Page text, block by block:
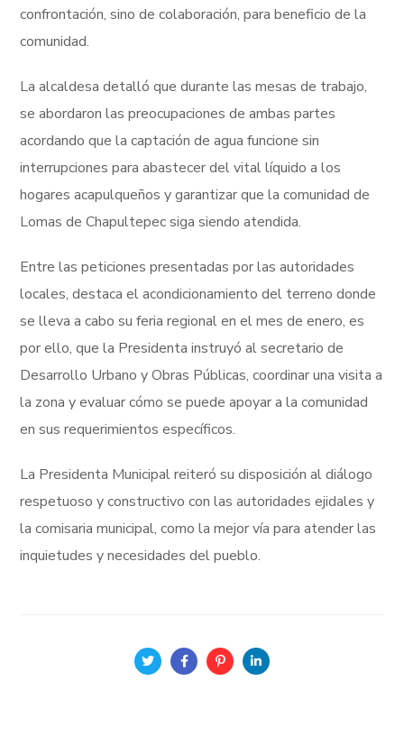
confrontación, sino de colaboración, para beneficio de la
comunidad.
La alcaldesa detalló que durante las mesas de trabajo,
se abordaron las preocupaciones de ambas partes
acordando que la captación de agua funcione sin
interrupciones para abastecer del vital líquido a los
hogares acapulqueños y garantizar que la comunidad de
Lomas de Chapultepec siga siendo atendida.
Entre las peticiones presentadas por las autoridades
locales, destaca el acondicionamiento del terreno donde
se lleva a cabo su feria regional en el mes de enero, es
por ello, que la Presidenta instruyó al secretario de
Desarrollo Urbano y Obras Públicas, coordinar una visita a
la zona y evaluar cómo se puede apoyar a la comunidad
en sus requerimientos específicos.
La Presidenta Municipal reiteró su disposición al diálogo
respetuoso y constructivo con las autoridades ejidales y
la comisaria municipal, como la mejor vía para atender las
inquietudes y necesidades del pueblo.